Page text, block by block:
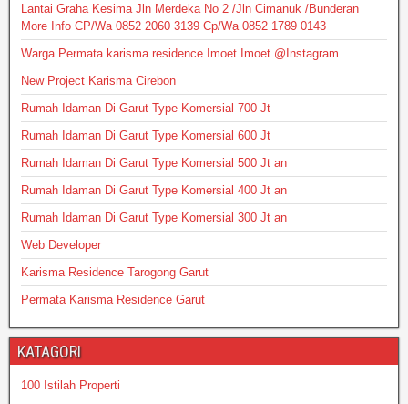
Lantai Graha Kesima Jln Merdeka No 2 /Jln Cimanuk /Bunderan
More Info CP/Wa 0852 2060 3139 Cp/Wa 0852 1789 0143
Warga Permata karisma residence Imoet Imoet @Instagram
New Project Karisma Cirebon
Rumah Idaman Di Garut Type Komersial 700 Jt
Rumah Idaman Di Garut Type Komersial 600 Jt
Rumah Idaman Di Garut Type Komersial 500 Jt an
Rumah Idaman Di Garut Type Komersial 400 Jt an
Rumah Idaman Di Garut Type Komersial 300 Jt an
Web Developer
Karisma Residence Tarogong Garut
Permata Karisma Residence Garut
KATAGORI
100 Istilah Properti